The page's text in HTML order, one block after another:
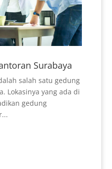
Surabaya
salah satu gedung
Lokasinya yang ada di
gedung